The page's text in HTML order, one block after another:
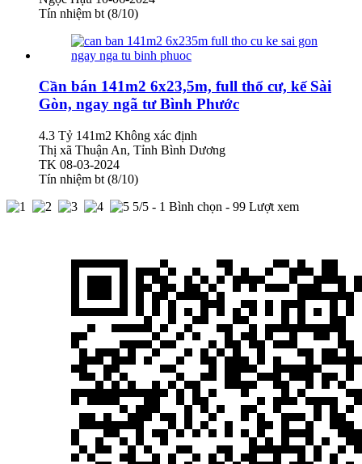
Tín nhiệm bt (8/10)
Cần bán 141m2 6x23,5m, full thổ cư, kế Sài
Gòn, ngay ngã tư Bình Phước
4.3 Tỷ 141m2 Không xác định
Thị xã Thuận An, Tỉnh Bình Dương
TK 08-03-2024
Tín nhiệm bt (8/10)
5/5 - 1 Bình chọn - 99 Lượt xem